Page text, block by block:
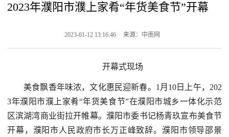
2023年濮阳市濮上家肴“年货美食节”开幕
2023-01-12 13:16:46 来源：中南网
开幕式现场
美食飘香年味浓，文化惠民迎新春。1月10日上午，202
3年濮阳市濮上家肴“年货美食节”在濮阳市城乡一体化示范
区滨湖湾商业街拉开帷幕。濮阳市委书记杨青玖宣布美食节
开幕，濮阳市人民政府市长万正峰致辞。濮阳市领导邵景